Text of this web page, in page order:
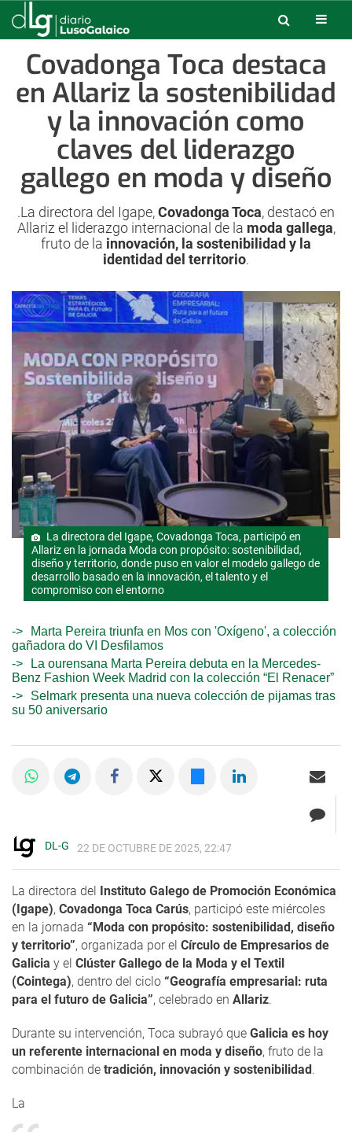
Covadonga Toca destaca
en Allariz la sostenibilidad
y la innovación como
claves del liderazgo
gallego en moda y diseño
.La directora del Igape,Covadonga Toca, destacó en
Allariz el liderazgo internacional de la moda gallega,
fruto de la innovación, la sostenibilidad y la
identidad del territorio.
La directora del Igape, Covadonga Toca, participó en
Allariz en la jornada Moda con propósito: sostenibilidad,
diseño y territorio, donde puso en valor el modelo gallego de
desarrollo basado en la innovación, el talento y el
compromiso con el entorno
Marta Pereira triunfa en Mos con 'Oxígeno', a colección
gañadora do VI Desfilamos
La ourensana Marta Pereira debuta en la Mercedes-
Benz Fashion Week Madrid con la colección “El Renacer”
Selmark presenta una nueva colección de pijamas tras
su 50 aniversario
DL-G 22 DE OCTUBRE DE 2025, 22:47
La directora del Instituto Galego de Promoción Económica
(Igape), Covadonga Toca Carús, participó este miércoles
en la jornada “Moda con propósito: sostenibilidad, diseño
y territorio”, organizada por el Círculo de Empresarios de
Galicia y el Clúster Gallego de la Moda y el Textil
(Cointega), dentro del ciclo “Geografía empresarial: ruta
para el futuro de Galicia”, celebrado en Allariz.
Durante su intervención, Toca subrayó que Galicia es hoy
un referente internacional en moda y diseño, fruto de la
combinación de tradición, innovación y sostenibilidad.
La